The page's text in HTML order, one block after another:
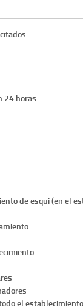
24 horas
de esqui (en el
el establecimiento